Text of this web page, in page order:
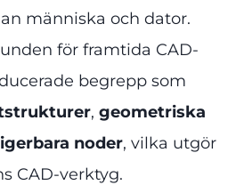
människa och dator.
för framtida CAD-
begrepp som
, geometriska
noder, vilka utgör
CAD-verktyg.